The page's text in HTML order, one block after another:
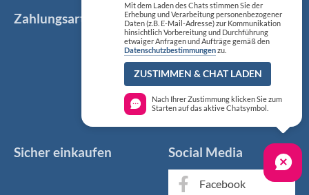
Zahlungsarten
Sicher einkaufen Social Media
Facebook
Mit dem Laden des Chats stimmen Sie der
Erhebung und Verarbeitung personenbezogener
Daten (z.B. E-Mail-Adresse) zur Kommunikation
hinsichtlich Vorbereitung und Durchführung
etwaiger Anfragen und Aufträge gemäß den
Datenschutzbestimmungenzu.
ZUSTIMMEN & CHAT LADEN
Nach Ihrer Zustimmung klicken Sie zum
Starten auf das aktive Chatsymbol.